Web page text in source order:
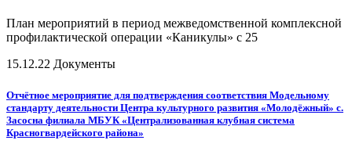
План мероприятий в период межведомственной комплексной
профилактической операции «Каникулы» с 25
15.12.22 Документы
Отчётное мероприятие для подтверждения соответствия Модельному
стандарту деятельности Центра культурного развития «Молодёжный» с.
Засосна филиала МБУК «Централизованная клубная система
Красногвардейского района»